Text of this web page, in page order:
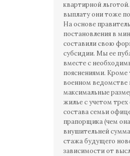
квартирной
выплату они тоже
На основе
постановления в
составили свою
субсидии. Мы ее
вместе с
пояснениями. Кроме
военном ведомстве
максимальные
жилье с учетом
состава семьи
прапорщика (чем
внушительней
стажа будущего
зависимости от